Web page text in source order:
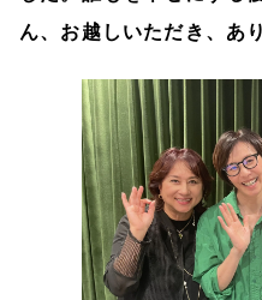
ん、お越しいただき、あ